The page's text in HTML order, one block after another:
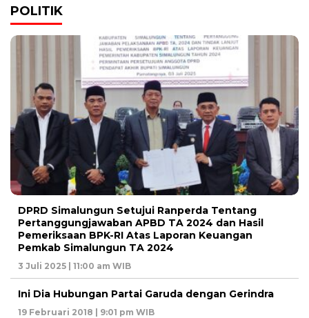
POLITIK
DPRD Simalungun Setujui Ranperda Tentang
Pertanggungjawaban APBD TA 2024 dan Hasil
Pemeriksaan BPK-RI Atas Laporan Keuangan
Pemkab Simalungun TA 2024
3 Juli 2025 | 11:00 am WIB
Ini Dia Hubungan Partai Garuda dengan Gerindra
19 Februari 2018 | 9:01 pm WIB